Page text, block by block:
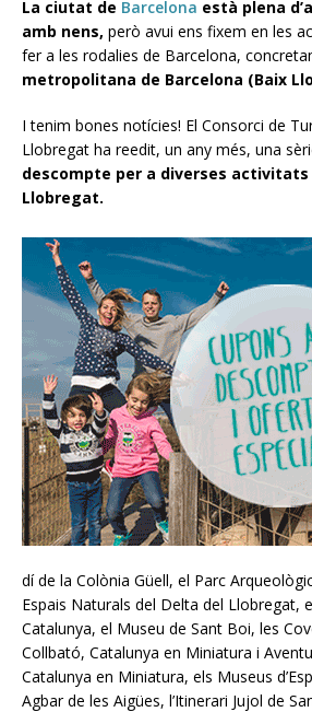
La ciutat de Barcelona està plena
amb nens, però avui ens fixem en les
fer a les rodalies de Barcelona,
metropolitana de Barcelona (Baix
I tenim bones notícies! El Consorci de
Llobregat ha reedit, un any més, una
descompte per a diverses
Llobregat.
dí de la Colònia Güell, el Parc
Espais Naturals del Delta del Llobregat,
Catalunya, el Museu de Sant Boi, les
Collbató, Catalunya en Miniatura i
Catalunya en Miniatura, els Museus
Agbar de les Aigües, l’Itinerari Jujol de